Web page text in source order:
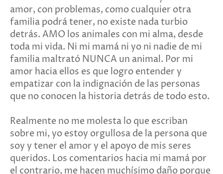
amor, con problemas, como cualquier otra
familia podrá tener, no existe nada turbio
detrás. AMO los animales con mi alma, desde
toda mi vida. Ni mi mamá ni yo ni nadie de mi
familia maltrató NUNCA un animal. Por mi
amor hacia ellos es que logro entender y
empatizar con la indignación de las personas
que no conocen la historia detrás de todo esto.
Realmente no me molesta lo que escriban
sobre mi, yo estoy orgullosa de la persona que
soy y tener el amor y el apoyo de mis seres
queridos. Los comentarios hacia mi mamá por
el contrario, me hacen muchísimo daño porque